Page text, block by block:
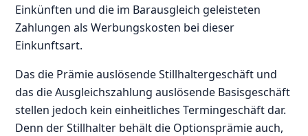
Einkünften und die im Barausgleich geleisteten
Zahlungen als Werbungskosten bei dieser
Einkunftsart.
Das die Prämie auslösende Stillhaltergeschäft und
das die Ausgleichszahlung auslösende Basisgeschäft
stellen jedoch kein einheitliches Termingeschäft dar.
Denn der Stillhalter behält die Optionsprämie auch,